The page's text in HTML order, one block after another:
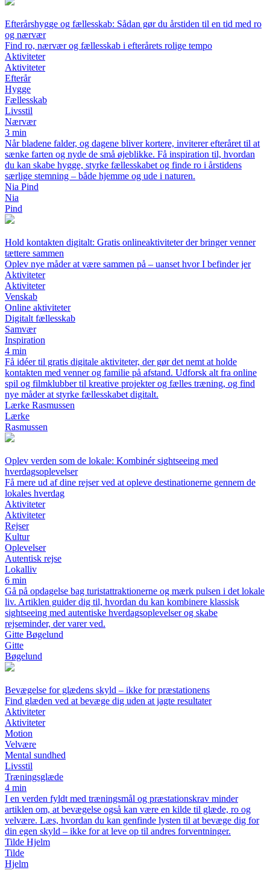
Efterårshygge og fællesskab: Sådan gør du årstiden til en tid med ro
og nærvær
Find ro, nærvær og fællesskab i efterårets rolige tempo
Aktiviteter
Aktiviteter
Efterår
Hygge
Fællesskab
Livsstil
Nærvær
3 min
Når bladene falder, og dagene bliver kortere, inviterer efteråret til at
sænke farten og nyde de små øjeblikke. Få inspiration til, hvordan
du kan skabe hygge, styrke fællesskabet og finde ro i årstidens
særlige stemning – både hjemme og ude i naturen.
Nia Pind
Nia
Pind
Hold kontakten digitalt: Gratis onlineaktiviteter der bringer venner
tættere sammen
Oplev nye måder at være sammen på – uanset hvor I befinder jer
Aktiviteter
Aktiviteter
Venskab
Online aktiviteter
Digitalt fællesskab
Samvær
Inspiration
4 min
Få idéer til gratis digitale aktiviteter, der gør det nemt at holde
kontakten med venner og familie på afstand. Udforsk alt fra online
spil og filmklubber til kreative projekter og fælles træning, og find
nye måder at styrke fællesskabet digitalt.
Lærke Rasmussen
Lærke
Rasmussen
Oplev verden som de lokale: Kombinér sightseeing med
hverdagsoplevelser
Få mere ud af dine rejser ved at opleve destinationerne gennem de
lokales hverdag
Aktiviteter
Aktiviteter
Rejser
Kultur
Oplevelser
Autentisk rejse
Lokalliv
6 min
Gå på opdagelse bag turistattraktionerne og mærk pulsen i det lokale
liv. Artiklen guider dig til, hvordan du kan kombinere klassisk
sightseeing med autentiske hverdagsoplevelser og skabe
rejseminder, der varer ved.
Gitte Bøgelund
Gitte
Bøgelund
Bevægelse for glædens skyld – ikke for præstationens
Find glæden ved at bevæge dig uden at jagte resultater
Aktiviteter
Aktiviteter
Motion
Velvære
Mental sundhed
Livsstil
Træningsglæde
4 min
I en verden fyldt med træningsmål og præstationskrav minder
artiklen om, at bevægelse også kan være en kilde til glæde, ro og
velvære. Læs, hvordan du kan genfinde lysten til at bevæge dig for
din egen skyld – ikke for at leve op til andres forventninger.
Tilde Hjelm
Tilde
Hjelm